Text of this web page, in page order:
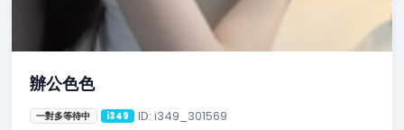
辦公色色
一對多等待中 i349 ID: i349_301569